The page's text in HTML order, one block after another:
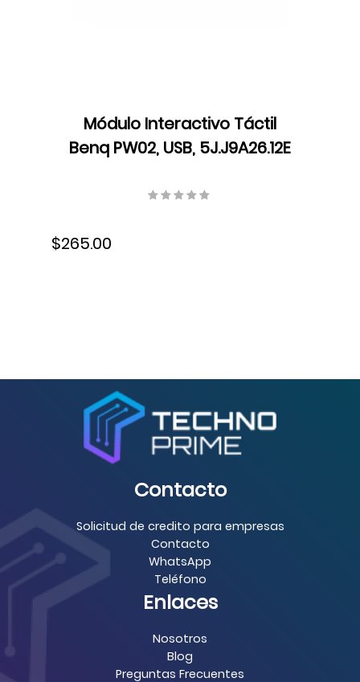
Módulo Interactivo Táctil
Benq PW02, USB, 5J.J9A26.12E
$265.00
Contacto
Solicitud de credito para empresas
Contacto
WhatsApp
Teléfono
Enlaces
Nosotros
Blog
Preguntas Frecuentes